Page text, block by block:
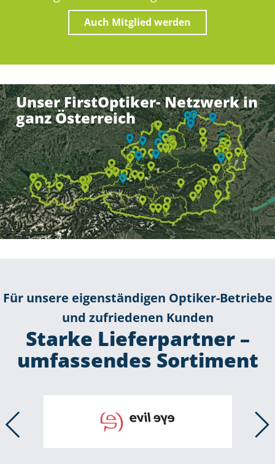
Auch Mitglied werden
Unser FirstOptiker- Netzwerk in
ganz Österreich
Für unsere eigenständigen Optiker-Betriebe
und zufriedenen Kunden
Starke Lieferpartner –
umfassendes Sortiment